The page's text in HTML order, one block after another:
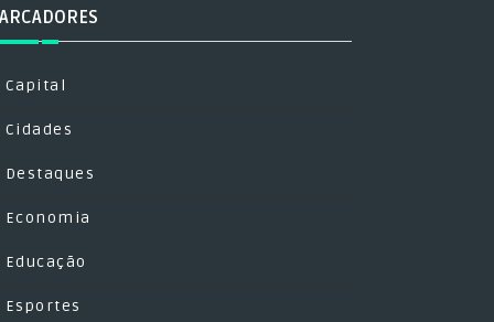
Capital
Cidades
Destaques
Economia
Educação
Esportes